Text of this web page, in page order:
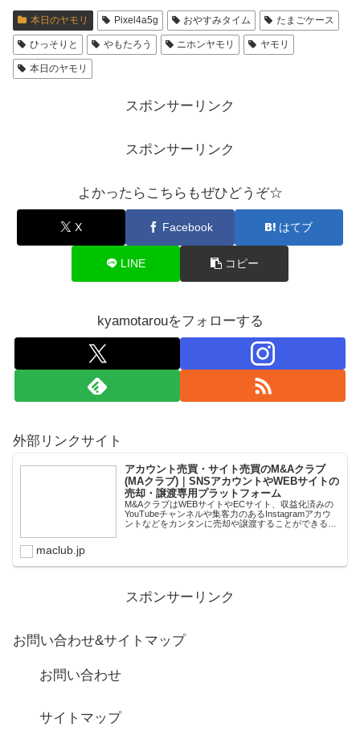
本日のヤモリ Pixel4a5g おやすみタイム たまごケース
ひっそりと やもたろう ニホンヤモリ ヤモリ
本日のヤモリ
スポンサーリンク
スポンサーリンク
よかったらこちらもぜひどうぞ☆
X Facebook はてブ
LINE コピー
kyamotarouをフォローする
外部リンクサイト
アカウント売買・サイト売買のM&Aクラブ
(MAクラブ)｜SNSアカウントやWEBサイトの
売却・譲渡専用プラットフォーム
M&AクラブはWEBサイトやECサイト、収益化済みの
YouTubeチャンネルや集客力のあるInstagramアカウ
ントなどをカンタンに売却や譲渡することができるプ
maclub.jp
スポンサーリンク
お問い合わせ&サイトマップ
お問い合わせ
サイトマップ